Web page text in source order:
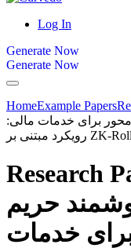
Log In
Generate Now
Generate Now
HomeExample Papers
برای خدمات مالی:
Research
حریم
خدمات